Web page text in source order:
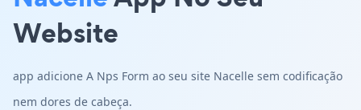
Website
app adicione A Nps Form ao seu site Nacelle sem codificação
nem dores de cabeça.